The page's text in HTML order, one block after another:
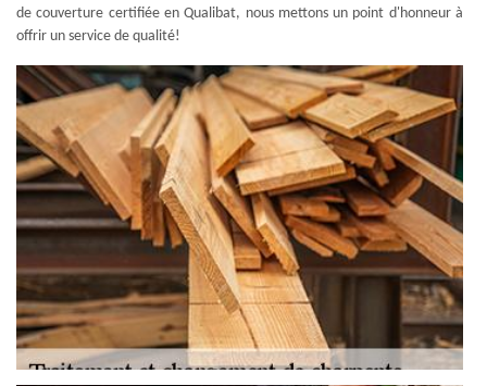
de couverture certifiée en Qualibat, nous mettons un point d'honneur à
offrir un service de qualité!